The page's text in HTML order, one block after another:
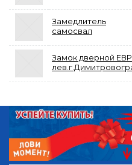
Замедлитель
самосвал
Замок дверной